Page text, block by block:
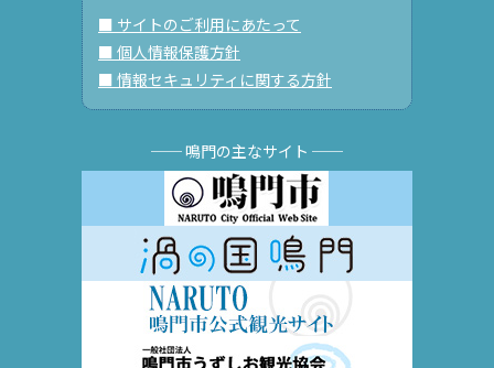
■ サイトのご利用にあたって
■ 個人情報保護方針
■ 情報セキュリティに関する方針
── 鳴門の主なサイト ──